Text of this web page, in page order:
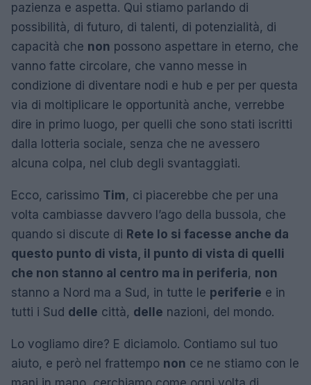
pazienza e aspetta. Qui stiamo parlando di
possibilità, di futuro, di talenti, di potenzialità, di
capacità che non possono aspettare in eterno, che
vanno fatte circolare, che vanno messe in
condizione di diventare nodi e hub e per per questa
via di moltiplicare le opportunità anche, verrebbe
dire in primo luogo, per quelli che sono stati iscritti
dalla lotteria sociale, senza che ne avessero
alcuna colpa, nel club degli svantaggiati.
Ecco, carissimo Tim, ci piacerebbe che per una
volta cambiasse davvero l’ago della bussola, che
quando si discute di Rete lo si facesse anche da
questo punto di vista, il punto di vista di quelli
che non stanno al centro ma in periferia, non
stanno a Nord ma a Sud, in tutte le periferie e in
tutti i Sud delle città, delle nazioni, del mondo.
Lo vogliamo dire? E diciamolo. Contiamo sul tuo
aiuto, e però nel frattempo non ce ne stiamo con le